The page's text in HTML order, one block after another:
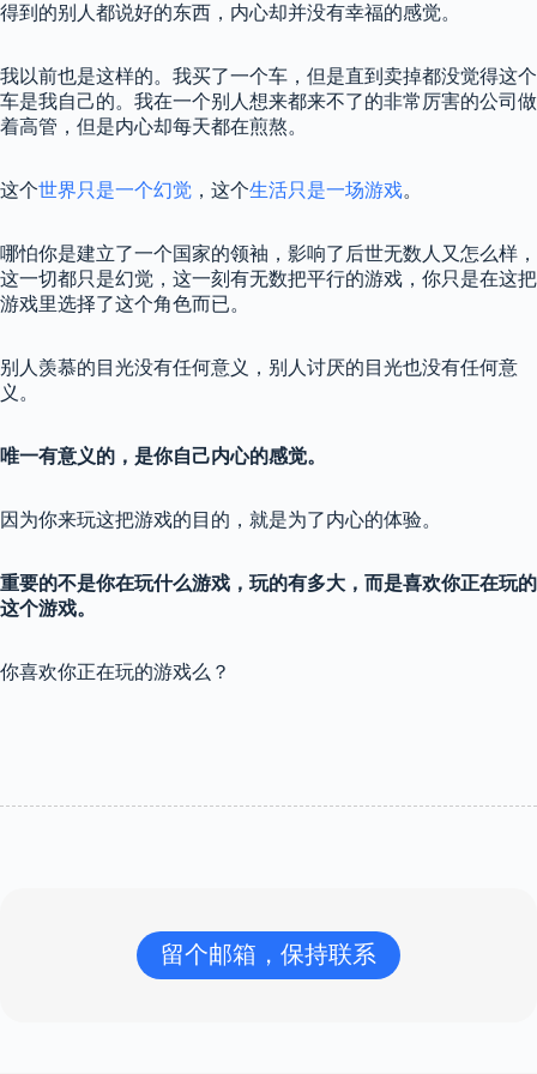
得到的别人都说好的东西，内心却并没有幸福的感觉。
我以前也是这样的。我买了一个车，但是直到卖掉都没觉得这个
车是我自己的。我在一个别人想来都来不了的非常厉害的公司做
着高管，但是内心却每天都在煎熬。
这个世界只是一个幻觉 ，这个生活只是一场游戏。
哪怕你是建立了一个国家的领袖，影响了后世无数人又怎么样，
这一切都只是幻觉，这一刻有无数把平行的游戏，你只是在这把
游戏里选择了这个角色而已。
别人羡慕的目光没有任何意义，别人讨厌的目光也没有任何意
义。
唯一有意义的，是你自己内心的感觉。
因为你来玩这把游戏的目的，就是为了内心的体验。
重要的不是你在玩什么游戏，玩的有多大，而是喜欢你正在玩的
这个游戏。
你喜欢你正在玩的游戏么？
留个邮箱，保持联系